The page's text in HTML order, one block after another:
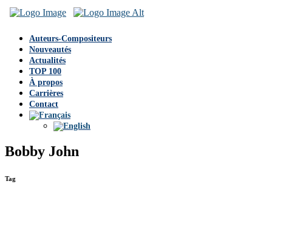
Auteurs-Compositeurs
Nouveautés
Actualités
TOP 100
À propos
Carrières
Contact
Bobby John
Tag